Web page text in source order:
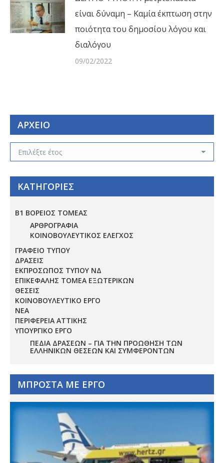
είναι δύναμη – Καμία έκπτωση στην
ποιότητα του δημοσίου λόγου και
διαλόγου
09/02/2022
ΑΡΧΕΙΟ
ΑΡΧΕΙΟ
ΚΑΤΗΓΟΡΙΕΣ
Β1 ΒΟΡΕΙΟΣ ΤΟΜΕΑΣ
ΑΡΘΡΟΓΡΑΦΙΑ
ΚΟΙΝΟΒΟΥΛΕΥΤΙΚΟΣ ΕΛΕΓΧΟΣ
ΓΡΑΦΕΙΟ ΤΥΠΟΥ
ΔΡΑΣΕΙΣ
ΕΚΠΡΟΣΩΠΟΣ ΤΥΠΟΥ ΝΔ
ΕΠΙΚΕΦΑΛΗΣ ΤΟΜΕΑ ΕΞΩΤΕΡΙΚΩΝ
ΘΕΣΕΙΣ
ΚΟΙΝΟΒΟΥΛΕΥΤΙΚΟ ΕΡΓΟ
ΝΕΑ
ΠΕΡΙΦΕΡΕΙΑ ΑΤΤΙΚΗΣ
ΥΠΟΥΡΓΙΚΟ ΕΡΓΟ
ΠΕΔΊΑ ΔΡΆΣΕΩΝ – ΓΙΑ ΤΗΝ ΠΡΟΏΘΗΣΗ ΤΩΝ
ΕΛΛΗΝΙΚΏΝ ΘΈΣΕΩΝ ΚΑΙ ΣΥΜΦΕΡΌΝΤΩΝ
ΜΠΡΟΣΤΑ ΜΕ ΕΡΓΟ